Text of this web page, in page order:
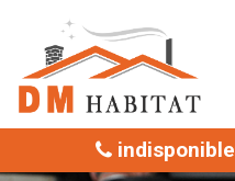
indisponible